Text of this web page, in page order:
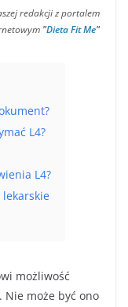
redakcji z portalem
"Dieta Fit Me"
L4?
L4?
możliwość
Nie może być ono